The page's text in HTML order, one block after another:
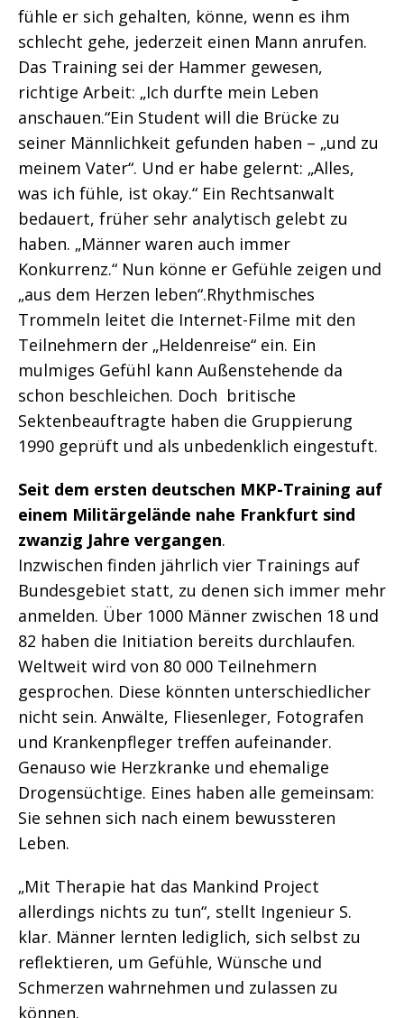
fühle er sich gehalten, könne, wenn es ihm
schlecht gehe, jederzeit einen Mann anrufen.
Das Training sei der Hammer gewesen,
richtige Arbeit: „Ich durfte mein Leben
anschauen.“Ein Student will die Brücke zu
seiner Männlichkeit gefunden haben – „und zu
meinem Vater“. Und er habe gelernt: „Alles,
was ich fühle, ist okay.“ Ein Rechtsanwalt
bedauert, früher sehr analytisch gelebt zu
haben. „Männer waren auch immer
Konkurrenz.“ Nun könne er Gefühle zeigen und
„aus dem Herzen leben“.Rhythmisches
Trommeln leitet die Internet-Filme mit den
Teilnehmern der „Heldenreise“ ein. Ein
mulmiges Gefühl kann Außenstehende da
schon beschleichen. Doch britische
Sektenbeauftragte haben die Gruppierung
1990 geprüft und als unbedenklich eingestuft.
Seit dem ersten deutschen MKP-Training auf
einem Militärgelände nahe Frankfurt sind
zwanzig Jahre vergangen.
Inzwischen finden jährlich vier Trainings auf
Bundesgebiet statt, zu denen sich immer mehr
anmelden. Über 1000 Männer zwischen 18 und
82 haben die Initiation bereits durchlaufen.
Weltweit wird von 80 000 Teilnehmern
gesprochen. Diese könnten unterschiedlicher
nicht sein. Anwälte, Fliesenleger, Fotografen
und Krankenpfleger treffen aufeinander.
Genauso wie Herzkranke und ehemalige
Drogensüchtige. Eines haben alle gemeinsam:
Sie sehnen sich nach einem bewussteren
Leben.
„Mit Therapie hat das Mankind Project
allerdings nichts zu tun“, stellt Ingenieur S.
klar. Männer lernten lediglich, sich selbst zu
reflektieren, um Gefühle, Wünsche und
Schmerzen wahrnehmen und zulassen zu
können.